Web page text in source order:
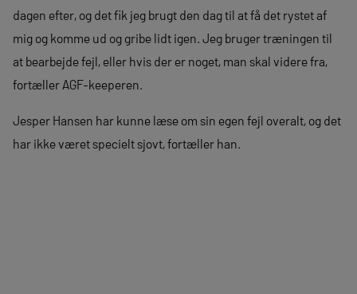
dagen efter, og det fik jeg brugt den dag til at få det rystet af
mig og komme ud og gribe lidt igen. Jeg bruger træningen til
at bearbejde fejl, eller hvis der er noget, man skal videre fra,
fortæller AGF-keeperen.
Jesper Hansen har kunne læse om sin egen fejl overalt, og det
har ikke været specielt sjovt, fortæller han.